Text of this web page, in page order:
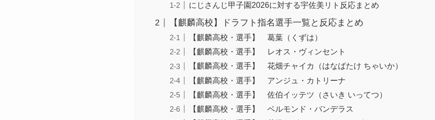
にじさんじ甲子園2026に対する宇佐美リト反応まとめ
【麒麟高校】ドラフト指名選手一覧と反応まとめ
【麒麟高校・選手】 葛葉（くずは）
【麒麟高校・選手】 レオス・ヴィンセント
【麒麟高校・選手】 花畑チャイカ（はなばたけ ちゃいか）
【麒麟高校・選手】 アンジュ・カトリーナ
【麒麟高校・選手】 佐伯イッテツ（さいき いってつ）
【麒麟高校・選手】 ベルモンド・バンデラス